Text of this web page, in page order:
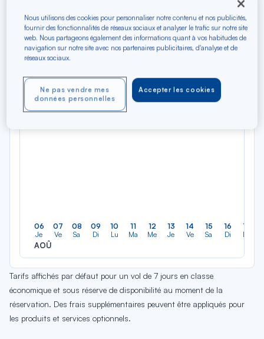
Filtrer Vider
Précédent Aller / Retour — Économique
06
Je
AOÛ
07
Ve
08
Sa
09
Di
10
Lu
11
Ma
12
Me
13
Je
14
Ve
15
Sa
16
Di
17
Lu
Tarifs affichés par défaut pour un vol de 7 jours en classe
économique et sous réserve de disponibilité au moment de la
réservation. Des frais supplémentaires peuvent être appliqués pour
les produits et services optionnels.
Nous utilisons des cookies pour personnaliser notre contenu et nos publicités,
fournir des fonctionnalités de réseaux sociaux et analyser le trafic sur notre site
web. Nous partageons également des informations quant à vos habitudes de
navigation sur notre site avec nos partenaires publicitaires, d'analyse et de
réseaux sociaux.
Accepter les cookies
Ne pas vendre mes
données personnelles